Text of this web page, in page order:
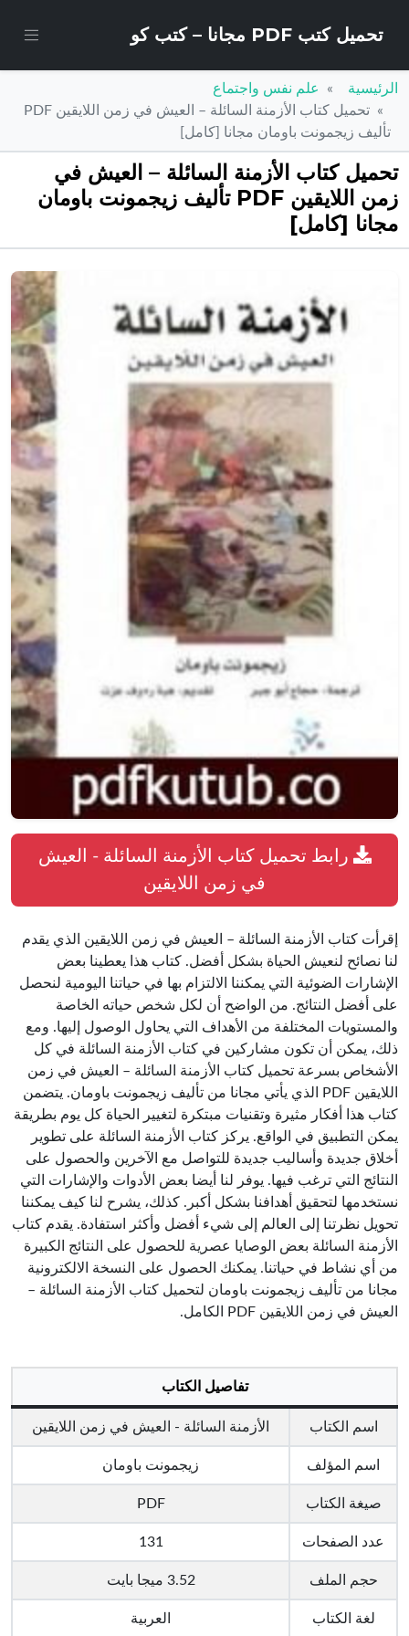
تحميل كتب PDF مجانا – كتب كو
الرئيسية
علم نفس واجتماع
تحميل كتاب الأزمنة السائلة – العيش في زمن اللايقين PDF
تأليف زيجمونت باومان مجانا [كامل]
تحميل كتاب الأزمنة السائلة – العيش في
زمن اللايقين PDF تأليف زيجمونت باومان
مجانا [كامل]
رابط تحميل كتاب الأزمنة السائلة - العيش
في زمن اللايقين
إقرأت كتاب الأزمنة السائلة – العيش في زمن اللايقين الذي يقدم
لنا نصائح لنعيش الحياة بشكل أفضل. كتاب هذا يعطينا بعض
الإشارات الضوئية التي يمكننا الالتزام بها في حياتنا اليومية لنحصل
على أفضل النتائج. من الواضح أن لكل شخص حياته الخاصة
والمستويات المختلفة من الأهداف التي يحاول الوصول إليها. ومع
ذلك، يمكن أن تكون مشاركين في كتاب الأزمنة السائلة في كل
الأشخاص بسرعة تحميل كتاب الأزمنة السائلة – العيش في زمن
اللايقين PDF الذي يأتي مجانا من تأليف زيجمونت باومان. يتضمن
كتاب هذا أفكار مثيرة وتقنيات مبتكرة لتغيير الحياة كل يوم بطريقة
يمكن التطبيق في الواقع. يركز كتاب الأزمنة السائلة على تطوير
أخلاق جديدة وأساليب جديدة للتواصل مع الآخرين والحصول على
النتائج التي ترغب فيها. يوفر لنا أيضا بعض الأدوات والإشارات التي
نستخدمها لتحقيق أهدافنا بشكل أكبر. كذلك، يشرح لنا كيف يمكننا
تحويل نظرتنا إلى العالم إلى شيء أفضل وأكثر استفادة. يقدم كتاب
الأزمنة السائلة بعض الوصايا عصرية للحصول على النتائج الكبيرة
من أي نشاط في حياتنا. يمكنك الحصول على النسخة الالكترونية
مجانا من تأليف زيجمونت باومان لتحميل كتاب الأزمنة السائلة –
العيش في زمن اللايقين PDF الكامل.
تفاصيل الكتاب
اسم الكتاب الأزمنة السائلة - العيش في زمن اللايقين
اسم المؤلف زيجمونت باومان
صيغة الكتاب PDF
عدد الصفحات 131
حجم الملف 3.52 ميجا بايت
لغة الكتاب العربية